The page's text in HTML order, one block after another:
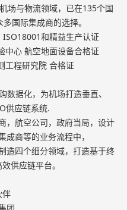
场与物流领域，已在135个国
国际集成商的选择。
和精益生产认证
中心 航空地面设备合格证
工程研究院 合格证
数据化，为机场打造垂直、
供应链系统.
，航空公司，政府当局，设计
成商等的业务流程中，
造四个细分领域，打造基于终
供应链平台。
伴
团